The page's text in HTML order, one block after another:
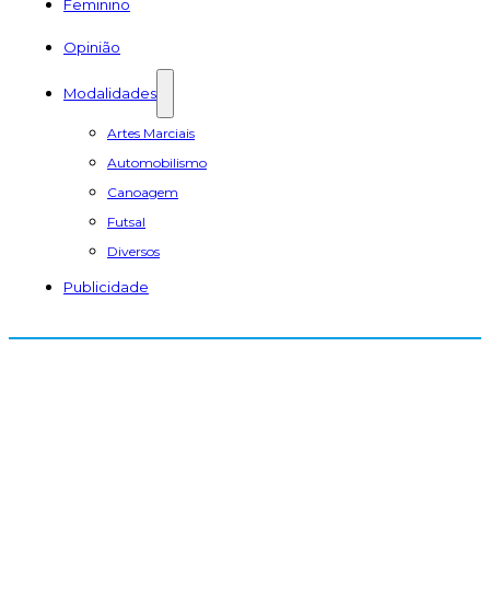
Feminino
Opinião
Modalidades
Artes Marciais
Automobilismo
Canoagem
Futsal
Diversos
Publicidade